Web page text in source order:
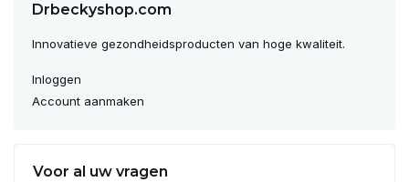
Drbeckyshop.com
Innovatieve gezondheidsproducten van hoge kwaliteit.
Inloggen
Account aanmaken
Voor al uw vragen